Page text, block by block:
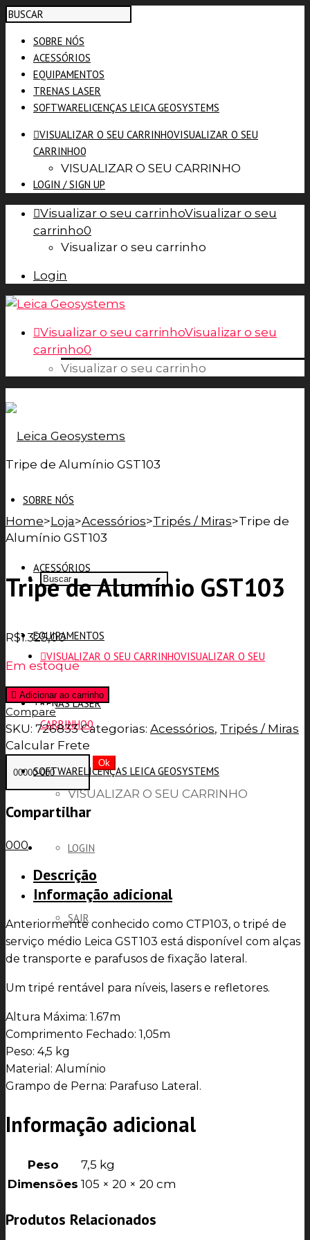
SOBRE NÓS
ACESSÓRIOS
EQUIPAMENTOS
TRENAS LASER
SOFTWARELICENÇAS LEICA GEOSYSTEMS
VISUALIZAR O SEU CARRINHOVISUALIZAR O SEU
CARRINHO0
VISUALIZAR O SEU CARRINHO
LOGIN / SIGN UP
Visualizar o seu carrinhoVisualizar o seu
carrinho0
Visualizar o seu carrinho
Login
Visualizar o seu carrinhoVisualizar o seu
carrinho0
Visualizar o seu carrinho
SOBRE NÓS
ACESSÓRIOS
EQUIPAMENTOS
TRENAS LASER
SOFTWARELICENÇAS LEICA GEOSYSTEMS
VISUALIZAR O SEU CARRINHOVISUALIZAR O SEU
CARRINHO0
VISUALIZAR O SEU CARRINHO
LOGIN
SAIR
Tripe de Alumínio GST103
Home>Loja>Acessórios>Tripés / Miras>Tripe de
Alumínio GST103
Tripe de Alumínio GST103
R$1.325,00
Em estoque
Adicionar ao carrinho
Compare
SKU: 726833 Categorias: Acessórios, Tripés / Miras
Calcular Frete
Ok
Compartilhar
000
Descrição
Informação adicional
Anteriormente conhecido como CTP103, o tripé de
serviço médio Leica GST103 está disponível com alças
de transporte e parafusos de fixação lateral.
Um tripé rentável para níveis, lasers e refletores.
Altura Máxima: 1.67m
Comprimento Fechado: 1,05m
Peso: 4,5 kg
Material: Alumínio
Grampo de Perna: Parafuso Lateral.
Informação adicional
Peso
7,5 kg
Dimensões 105 × 20 × 20 cm
Produtos Relacionados